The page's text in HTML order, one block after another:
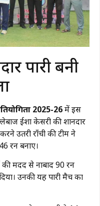
पारी बनी
2025-26में इस
ईशा केसरी की शानदार
उतरी राँची की टीम ने
रन बनाए।
की मदद से नाबाद 90 रन
उनकी यह पारी मैच का